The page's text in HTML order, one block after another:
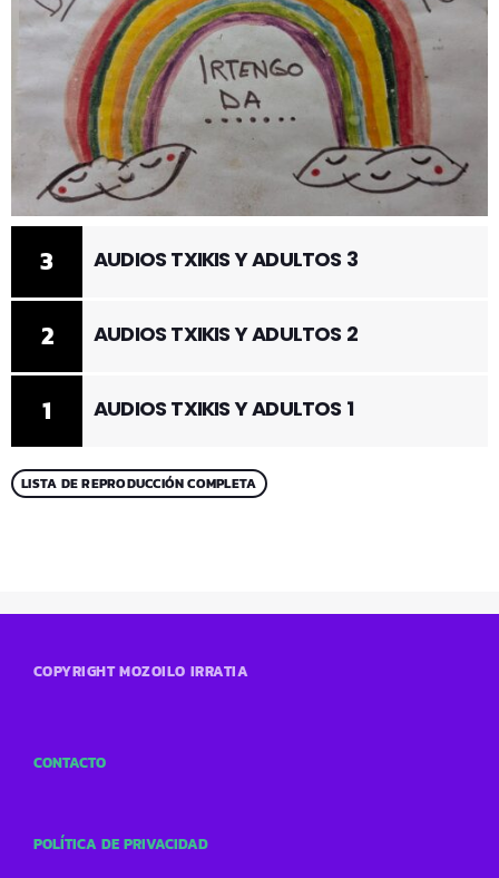
1 AUDIOS TXIKIS Y ADULTOS 1
2 AUDIOS TXIKIS Y ADULTOS 2
3 AUDIOS TXIKIS Y ADULTOS 3
LISTA DE REPRODUCCIÓN COMPLETA
COPYRIGHT MOZOILO IRRATIA
CONTACTO
POLÍTICA DE PRIVACIDAD